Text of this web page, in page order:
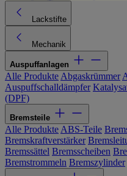
Lackstifte
Mechanik
Auspuffanlagen
Alle Produkte Abgaskrümmer
Auspuffschalldämpfer
(DPF)
Bremsteile
Alle Produkte ABS-Teile
Bremskraftverstärker
Bremssättel Bremsscheiben
Bremstrommeln Bremszylinder